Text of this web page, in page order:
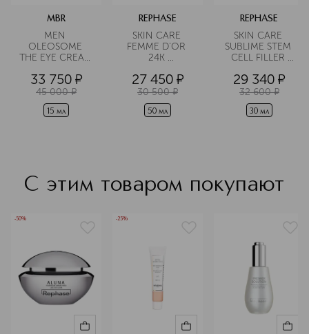
MBR
MEN
OLEOSOME
THE EYE CREAM
области вокруг
глаз
разглаживающий
33 750 ¤
45 000 ¤
15 мл
REPHASE
SKIN CARE
FEMME D'OR
24K
Крем для лица
восстанавливающий
с эффектом
сияния
27 450 ¤
30 500 ¤
50 мл
REPHASE
SKIN CARE
SUBLIME STEM
CELL FILLER
лица
антивозрастная
29 340 ¤
32 600 ¤
30 мл
С этим товаром покупают
-50% -25%